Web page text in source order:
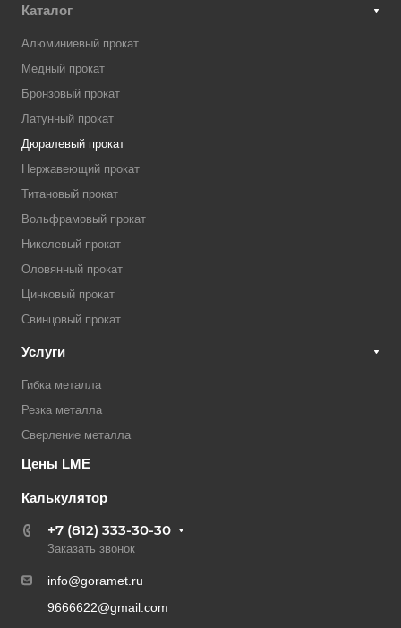
Каталог
Алюминиевый прокат
Медный прокат
Бронзовый прокат
Латунный прокат
Дюралевый прокат
Нержавеющий прокат
Титановый прокат
Вольфрамовый прокат
Никелевый прокат
Оловянный прокат
Цинковый прокат
Свинцовый прокат
Услуги
Гибка металла
Резка металла
Сверление металла
Цены LME
Калькулятор
+7 (812) 333-30-30
Заказать звонок
info@goramet.ru
9666622@gmail.com